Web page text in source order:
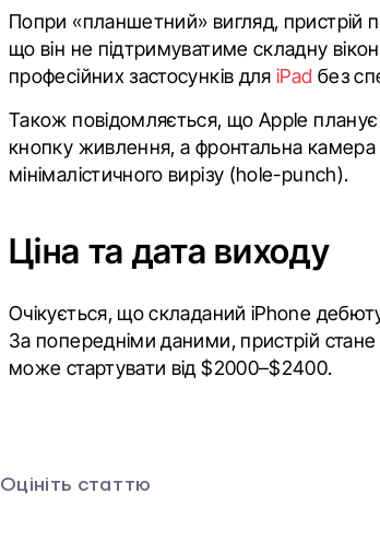
Попри «планшетний» вигляд, пристрій
що він не підтримуватиме складну
професійних застосунків дляiPad без
Також повідомляється, що Apple планує
кнопку живлення, а фронтальна камера
мінімалістичного вирізу (hole-punch).
Ціна та дата виходу
Очікується, що складаний iPhone
За попередніми даними, пристрій
може стартувати від $2000–$2400.
Оцініть статтю